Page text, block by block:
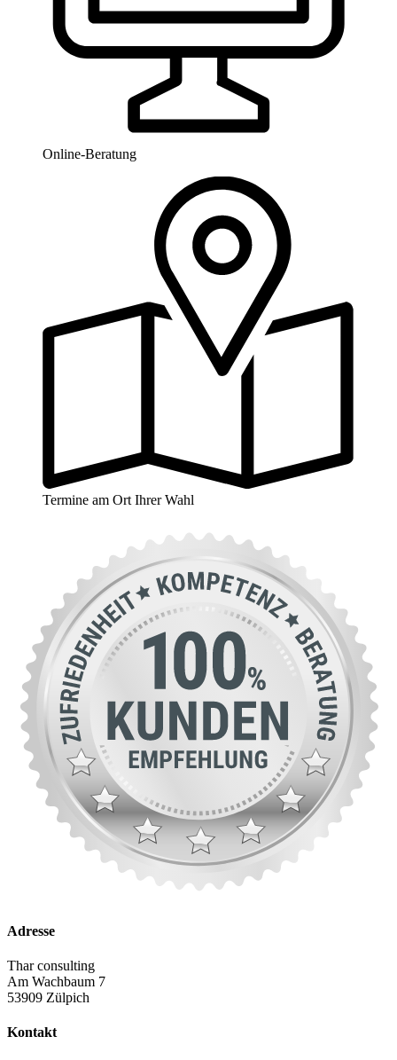
Online-Beratung
Termine am Ort Ihrer Wahl
Adresse
Thar consulting
Am Wachbaum 7
53909 Zülpich
Kontakt